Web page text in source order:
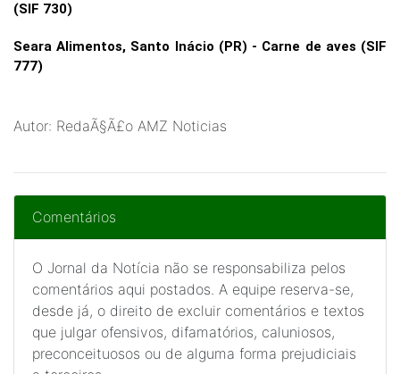
(SIF 730)
Seara Alimentos, Santo Inácio (PR) - Carne de aves (SIF
777)
Autor: RedaÃ§Ã£o AMZ Noticias
Comentários
O Jornal da Notícia não se responsabiliza pelos
comentários aqui postados. A equipe reserva-se,
desde já, o direito de excluir comentários e textos
que julgar ofensivos, difamatórios, caluniosos,
preconceituosos ou de alguma forma prejudiciais